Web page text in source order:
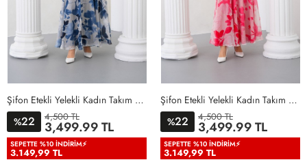
36 38 40 42 44
48
50
Şifon Etekli Yelekli Kadın Takım Elbise Lacivert Lacivert
%22 4,500 TL
3,499.99 TL
SEPETTE %10 İNDIRIM⚡
3.149,99 TL
36 38 40 42 44
48
50
Şifon Etekli Yelekli Kadın Takım Elbise Nar Çiçeği Nar Çiçeği
%22 4,500 TL
3,499.99 TL
SEPETTE %10 İNDIRIM⚡
3.149,99 TL